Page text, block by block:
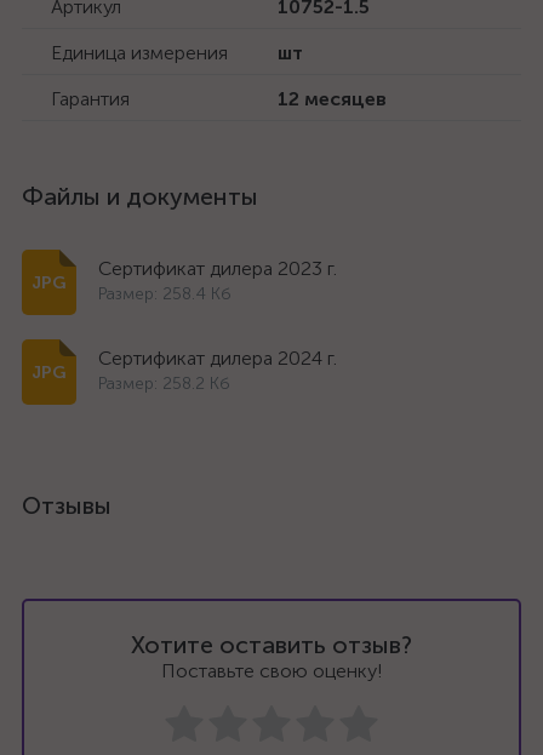
Артикул
10752-1.5
Единица измерения
шт
Гарантия
12 месяцев
Файлы и документы
Сертификат дилера 2023 г.
Размер: 258.4 Кб
Сертификат дилера 2024 г.
Размер: 258.2 Кб
Отзывы
Хотите оставить отзыв?
Поставьте свою оценку!